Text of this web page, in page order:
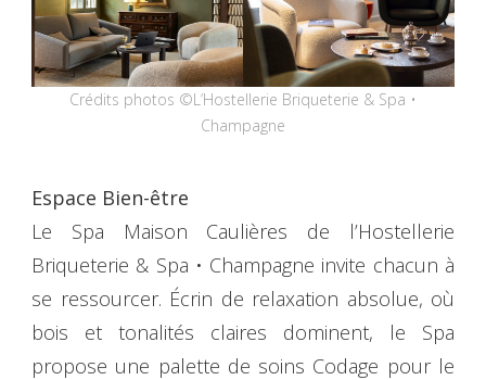
Crédits photos ©L’Hostellerie Briqueterie & Spa •
Champagne
Espace Bien-être
Le Spa Maison Caulières de l’Hostellerie
Briqueterie & Spa • Champagne invite chacun à
se ressourcer. Écrin de relaxation absolue, où
bois et tonalités claires dominent, le Spa
propose une palette de soins Codage pour le